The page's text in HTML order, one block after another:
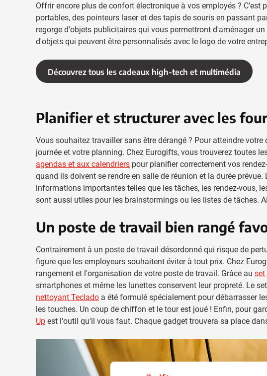
Offrir encore plus de confort électronique à vos employés ? C'est
portables, des pointeurs laser et des tapis de souris en passant
regorge d'objets publicitaires qui vous permettront d'aménager
d'objets qui peuvent être personnalisés avec le logo de votre
Découvrez tous les cadeaux high-tech et multimédia
Planifier et structurer avec les
Vous souhaitez travailler sans être dérangé ? Pour atteindre
journée et votre planning. Chez Eurogifts, vous trouverez toutes
agendas et aux calendriers pour planifier correctement vos
quand ils doivent se rendre en salle de réunion et la durée prévue.
informations importantes telles que les tâches, les rendez-vous,
sont aussi utiles pour les brainstormings ou les listes de tâches.
Un poste de travail bien rangé
Contrairement à un poste de travail désordonné qui risque de
figure que les employeurs souhaitent éviter à tout prix. Chez
rangement et l'organisation de votre poste de travail. Grâce au set
smartphones et même les lunettes conservent leur propreté. Le
nettoyant Teclado a été formulé spécialement pour débarrasser
les touches. Un coup de chiffon et le tour est joué ! Enfin, pour
Up est l'outil qu'il vous faut. Chaque gadget trouvera sa place